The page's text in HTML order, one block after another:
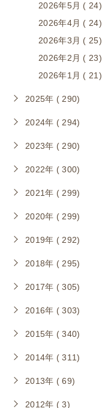
2026年5月 ( 24)
2026年4月 ( 24)
2026年3月 ( 25)
2026年2月 ( 23)
2026年1月 ( 21)
2025年 ( 290)
2024年 ( 294)
2023年 ( 290)
2022年 ( 300)
2021年 ( 299)
2020年 ( 299)
2019年 ( 292)
2018年 ( 295)
2017年 ( 305)
2016年 ( 303)
2015年 ( 340)
2014年 ( 311)
2013年 ( 69)
2012年 ( 3)